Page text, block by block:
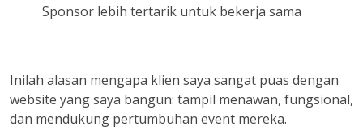
Sponsor lebih tertarik untuk bekerja sama
Inilah alasan mengapa klien saya sangat puas dengan
website yang saya bangun: tampil menawan, fungsional,
dan mendukung pertumbuhan event mereka.